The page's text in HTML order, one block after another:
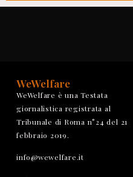
WeWelfare
WeWelfare è una Testata
giornalistica registrata al
Tribunale di Roma n°24 del 21
febbraio 2019.
info@wewelfare.it